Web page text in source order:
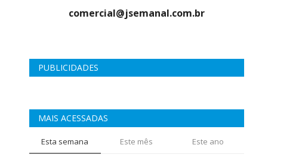
comercial@jsemanal.com.br
PUBLICIDADES
MAIS ACESSADAS
Esta semana Este mês Este ano